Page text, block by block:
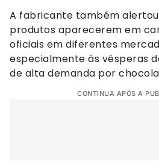
A fabricante também
produtos aparecerem em
oficiais em diferentes
especialmente às vésperas
de alta demanda por
CONTINUA APÓS A